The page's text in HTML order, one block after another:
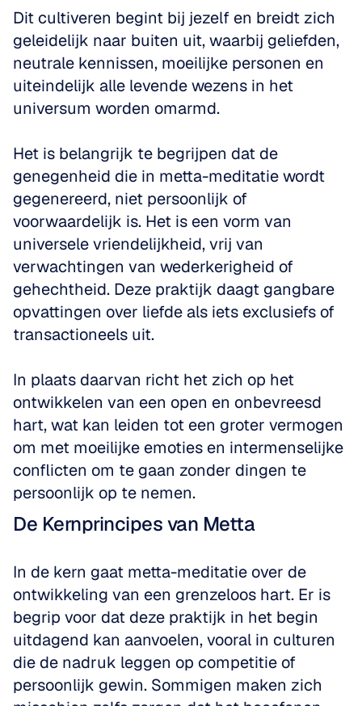
Dit cultiveren begint bij jezelf en breidt zich
geleidelijk naar buiten uit, waarbij geliefden,
neutrale kennissen, moeilijke personen en
uiteindelijk alle levende wezens in het
universum worden omarmd.
Het is belangrijk te begrijpen dat de
genegenheid die in metta-meditatie wordt
gegenereerd, niet persoonlijk of
voorwaardelijk is. Het is een vorm van
universele vriendelijkheid, vrij van
verwachtingen van wederkerigheid of
gehechtheid. Deze praktijk daagt gangbare
opvattingen over liefde als iets exclusiefs of
transactioneels uit.
In plaats daarvan richt het zich op het
ontwikkelen van een open en onbevreesd
hart, wat kan leiden tot een groter vermogen
om met moeilijke emoties en intermenselijke
conflicten om te gaan zonder dingen te
persoonlijk op te nemen.
De Kernprincipes van Metta
In de kern gaat metta-meditatie over de
ontwikkeling van een grenzeloos hart. Er is
begrip voor dat deze praktijk in het begin
uitdagend kan aanvoelen, vooral in culturen
die de nadruk leggen op competitie of
persoonlijk gewin. Sommigen maken zich